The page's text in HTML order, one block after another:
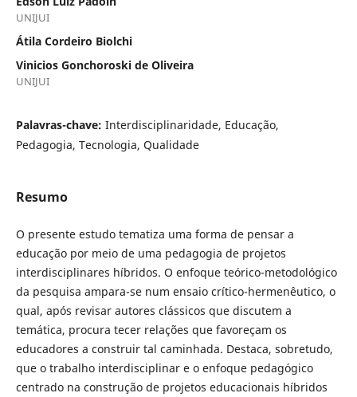
UNIJUI
Átila Cordeiro Biolchi
Vinicios Gonchoroski de Oliveira
UNIJUI
Palavras-chave: Interdisciplinaridade, Educação,
Pedagogia, Tecnologia, Qualidade
Resumo
O presente estudo tematiza uma forma de pensar a
educação por meio de uma pedagogia de projetos
interdisciplinares híbridos. O enfoque teórico-metodológico
da pesquisa ampara-se num ensaio crítico-hermenêutico, o
qual, após revisar autores clássicos que discutem a
temática, procura tecer relações que favoreçam os
educadores a construir tal caminhada. Destaca, sobretudo,
que o trabalho interdisciplinar e o enfoque pedagógico
centrado na construção de projetos educacionais híbridos